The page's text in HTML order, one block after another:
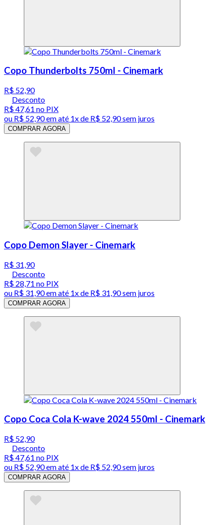
Copo Thunderbolts 750ml - Cinemark
R$ 52,90
Desconto
R$ 47,61 no PIX
ou R$ 52,90em até 1x de R$ 52,90sem juros
COMPRAR AGORA
Copo Demon Slayer - Cinemark
R$ 31,90
Desconto
R$ 28,71 no PIX
ou R$ 31,90em até 1x de R$ 31,90sem juros
COMPRAR AGORA
Copo Coca Cola K-wave 2024 550ml - Cinemark
R$ 52,90
Desconto
R$ 47,61 no PIX
ou R$ 52,90em até 1x de R$ 52,90sem juros
COMPRAR AGORA